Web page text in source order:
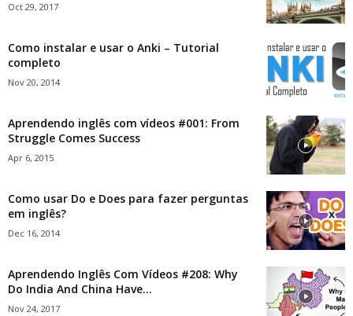
Oct 29, 2017
Como instalar e usar o Anki – Tutorial
completo
Nov 20, 2014
Aprendendo inglês com vídeos #001: From
Struggle Comes Success
Apr 6, 2015
Como usar Do e Does para fazer perguntas
em inglês?
Dec 16, 2014
Aprendendo Inglês Com Vídeos #208: Why
Do India And China Have...
Nov 24, 2017